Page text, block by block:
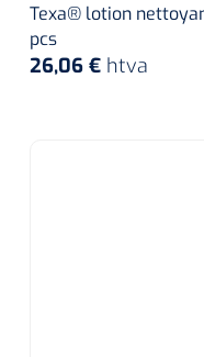
Texa® lotion
pcs
26,06 € htva